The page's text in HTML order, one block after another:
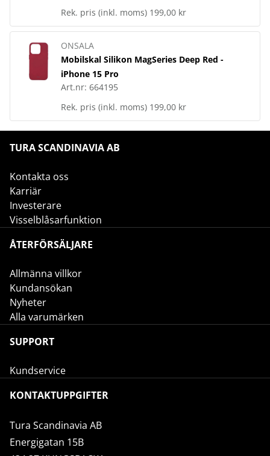
Rek. pris (inkl. moms) 199,00 kr
ONSALA
Mobilskal Silikon MagSeries Deep Red -
iPhone 15 Pro
Art.nr: 664195
Rek. pris (inkl. moms) 199,00 kr
TURA SCANDINAVIA AB
Kontakta oss
Karriär
Investerare
Visselblåsarfunktion
ÅTERFÖRSÄLJARE
Allmänna villkor
Kundansökan
Nyheter
Alla varumärken
SUPPORT
Kundservice
KONTAKTUPPGIFTER
Tura Scandinavia AB
Energigatan 15B